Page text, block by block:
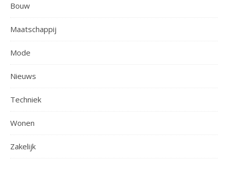
Bouw
Maatschappij
Mode
Nieuws
Techniek
Wonen
Zakelijk